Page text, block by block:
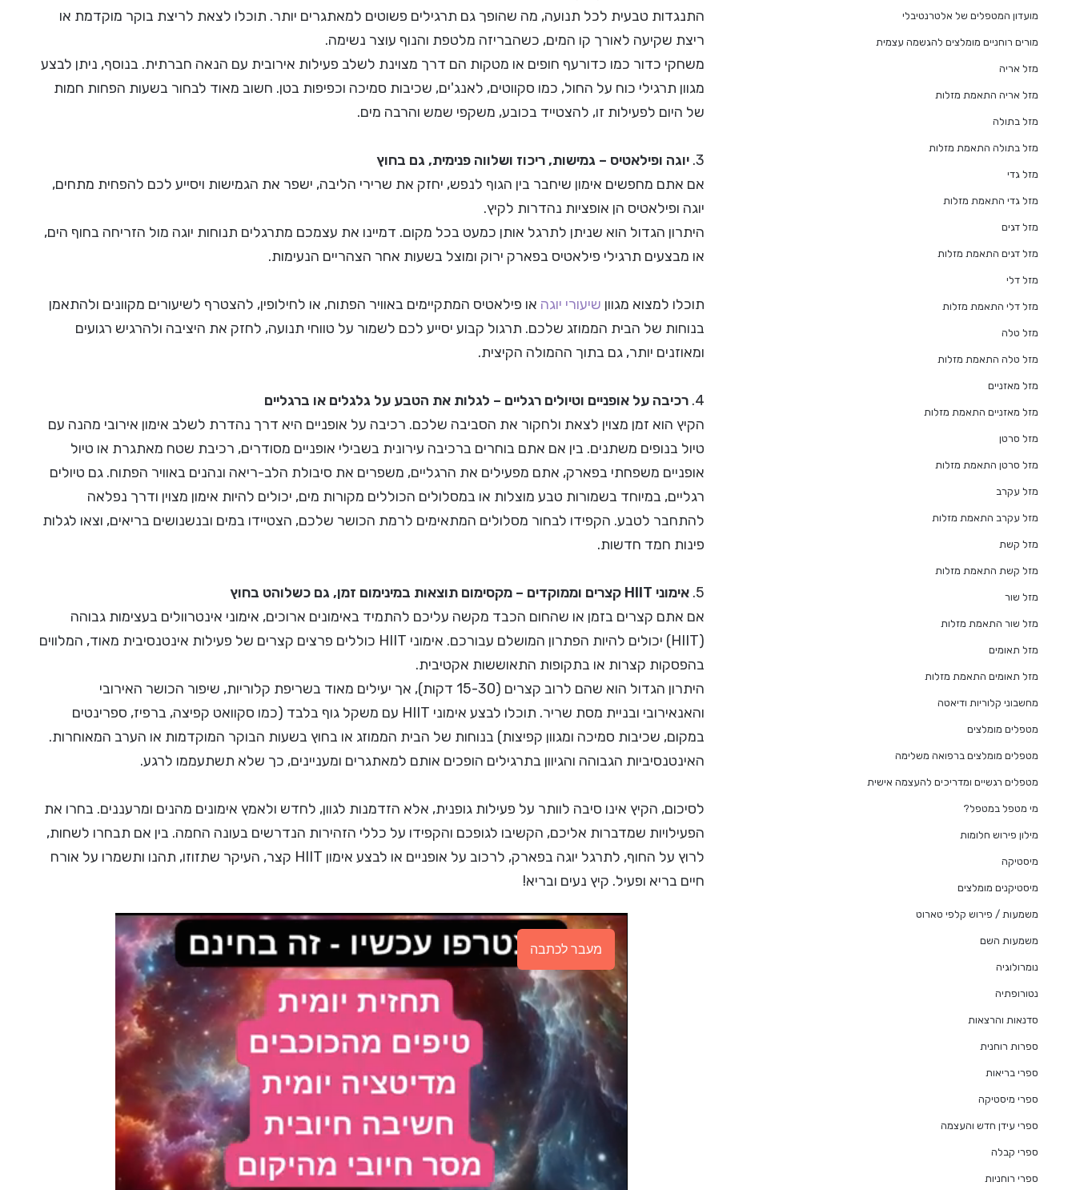
התנגדות טבעית לכל תנועה, מה שהופך גם תרגילים פשוטים למאתגרים יותר. תוכלו לצאת לריצת בוקר מוקדמת או
ריצת שקיעה לאורך קו המים, כשהבריזה מלטפת והנוף עוצר נשימה.
משחקי כדור כמו כדורעף חופים או מטקות הם דרך מצוינת לשלב פעילות אירובית עם הנאה חברתית. בנוסף, ניתן לבצע
מגוון תרגילי כוח על החול, כמו סקווטים, לאנג'ים, שכיבות סמיכה וכפיפות בטן. חשוב מאוד לבחור בשעות הפחות חמות
של היום לפעילות זו, להצטייד בכובע, משקפי שמש והרבה מים.
3. יוגה ופילאטיס – גמישות, ריכוז ושלווה פנימית, גם בחוץ
אם אתם מחפשים אימון שיחבר בין הגוף לנפש, יחזק את שרירי הליבה, ישפר את הגמישות ויסייע לכם להפחית מתחים,
יוגה ופילאטיס הן אופציות נהדרות לקיץ.
היתרון הגדול הוא שניתן לתרגל אותן כמעט בכל מקום. דמיינו את עצמכם מתרגלים תנוחות יוגה מול הזריחה בחוף הים,
או מבצעים תרגילי פילאטיס בפארק ירוק ומוצל בשעות אחר הצהריים הנעימות.
תוכלו למצוא מגוון שיעורי יוגה או פילאטיס המתקיימים באוויר הפתוח, או לחילופין, להצטרף לשיעורים מקוונים ולהתאמן
בנוחות של הבית הממוזג שלכם. תרגול קבוע יסייע לכם לשמור על טווחי תנועה, לחזק את היציבה ולהרגיש רגועים
ומאוזנים יותר, גם בתוך ההמולה הקיצית.
4. רכיבה על אופניים וטיולים רגליים – לגלות את הטבע על גלגלים או ברגליים
הקיץ הוא זמן מצוין לצאת ולחקור את הסביבה שלכם. רכיבה על אופניים היא דרך נהדרת לשלב אימון אירובי מהנה עם
טיול בנופים משתנים. בין אם אתם בוחרים ברכיבה עירונית בשבילי אופניים מסודרים, רכיבת שטח מאתגרת או טיול
אופניים משפחתי בפארק, אתם מפעילים את הרגליים, משפרים את סיבולת הלב-ריאה ונהנים באוויר הפתוח. גם טיולים
רגליים, במיוחד בשמורות טבע מוצלות או במסלולים הכוללים מקורות מים, יכולים להיות אימון מצוין ודרך נפלאה
להתחבר לטבע. הקפידו לבחור מסלולים המתאימים לרמת הכושר שלכם, הצטיידו במים ובנשנושים בריאים, וצאו לגלות
פינות חמד חדשות.
5. אימוני HIIT קצרים וממוקדים – מקסימום תוצאות במינימום זמן, גם כשלוהט בחוץ
אם אתם קצרים בזמן או שהחום הכבד מקשה עליכם להתמיד באימונים ארוכים, אימוני אינטרוולים בעצימות גבוהה
(HIIT) יכולים להיות הפתרון המושלם עבורכם. אימוני HIIT כוללים פרצים קצרים של פעילות אינטנסיבית מאוד, המלווים
בהפסקות קצרות או בתקופות התאוששות אקטיבית.
היתרון הגדול הוא שהם לרוב קצרים (15-30 דקות), אך יעילים מאוד בשריפת קלוריות, שיפור הכושר האירובי
והאנאירובי ובניית מסת שריר. תוכלו לבצע אימוני HIIT עם משקל גוף בלבד (כמו סקוואט קפיצה, ברפיז, ספרינטים
במקום, שכיבות סמיכה ומגוון קפיצות) בנוחות של הבית הממוזג או בחוץ בשעות הבוקר המוקדמות או הערב המאוחרות.
האינטנסיביות הגבוהה והגיוון בתרגילים הופכים אותם למאתגרים ומעניינים, כך שלא תשתעממו לרגע.
לסיכום, הקיץ אינו סיבה לוותר על פעילות גופנית, אלא הזדמנות לגוון, לחדש ולאמץ אימונים מהנים ומרעננים. בחרו את
הפעילויות שמדברות אליכם, הקשיבו לגופכם והקפידו על כללי הזהירות הנדרשים בעונה החמה. בין אם תבחרו לשחות,
לרוץ על החוף, לתרגל יוגה בפארק, לרכוב על אופניים או לבצע אימון HIIT קצר, העיקר שתזוזו, תהנו ותשמרו על אורח
חיים בריא ופעיל. קיץ נעים ובריא!
מעבר לכתבה
מועדון המטפלים של אלטרנטיבלי
מורים רוחניים מומלצים להגשמה עצמית
מזל אריה
מזל אריה התאמת מזלות
מזל בתולה
מזל בתולה התאמת מזלות
מזל גדי
מזל גדי התאמת מזלות
מזל דגים
מזל דגים התאמת מזלות
מזל דלי
מזל דלי התאמת מזלות
מזל טלה
מזל טלה התאמת מזלות
מזל מאזניים
מזל מאזניים התאמת מזלות
מזל סרטן
מזל סרטן התאמת מזלות
מזל עקרב
מזל עקרב התאמת מזלות
מזל קשת
מזל קשת התאמת מזלות
מזל שור
מזל שור התאמת מזלות
מזל תאומים
מזל תאומים התאמת מזלות
מחשבוני קלוריות ודיאטה
מטפלים מומלצים
מטפלים מומלצים ברפואה משלימה
מטפלים רגשיים ומדריכים להעצמה אישית
מי מטפל במטפל?
מילון פירוש חלומות
מיסטיקה
מיסטיקנים מומלצים
משמעות / פירוש קלפי טארוט
משמעות השם
נומרולוגיה
נטורופתיה
סדנאות והרצאות
ספרות רוחנית
ספרי בריאות
ספרי מיסטיקה
ספרי עידן חדש והעצמה
ספרי קבלה
ספרי רוחניות